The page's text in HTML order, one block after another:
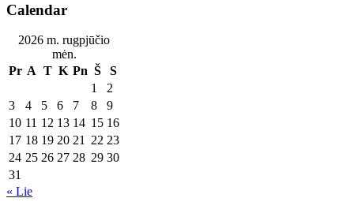
Calendar
2026 m. rugpjūčio
mėn.
Pr A T K Pn Š
S
1
2
3
4 5 6 7 8
9
10 11 12 13 14 15 16
17 18 19 20 21 22 23
24 25 26 27 28 29 30
31
« Lie